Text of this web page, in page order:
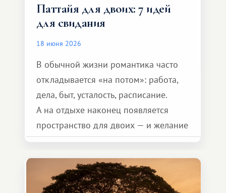
Паттайя для двоих: 7 идей
для свидания
18 июня 2026
В обычной жизни романтика часто
откладывается «на потом»: работа,
дела, быт, усталость, расписание.
А на отдыхе наконец появляется
пространство для двоих — и желание
сделать для близкого человека что-то
особенное. Не обязательно
масштабное, но тёплое
и запоминающееся :)